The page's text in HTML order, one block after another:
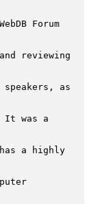
Forum
reviewing
as
It was a
a highly